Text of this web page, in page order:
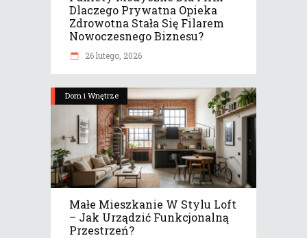
Dlaczego Prywatna Opieka
Zdrowotna Stała Się Filarem
Nowoczesnego Biznesu?
26 lutego, 2026
Dom i Wnętrze
Małe Mieszkanie W Stylu Loft
– Jak Urządzić Funkcjonalną
Przestrzeń?